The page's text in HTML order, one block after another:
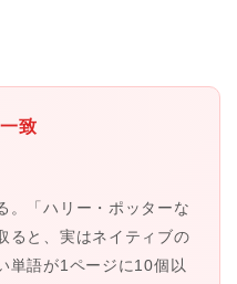
致
。「ハリー・ポッターな
ると、実はネイティブの
単語が1ページに10個以